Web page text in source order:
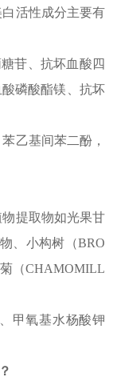
活性成分主要有
苷、抗坏血酸四
磷酸酯镁、抗坏
乙基间苯二酚，
提取物如光果甘
、小构树（BRO
（CHAMOMILL
甲氧基水杨酸钾